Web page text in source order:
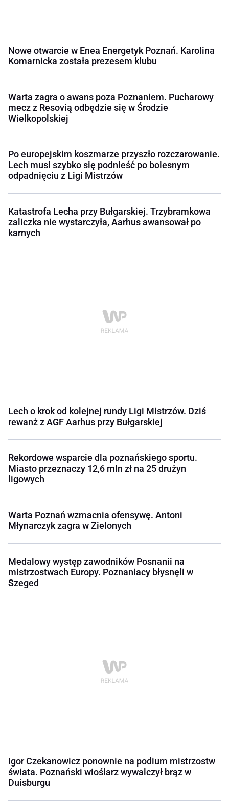
Nowe otwarcie w Enea Energetyk Poznań. Karolina
Komarnicka została prezesem klubu
Warta zagra o awans poza Poznaniem. Pucharowy
mecz z Resovią odbędzie się w Środzie
Wielkopolskiej
Po europejskim koszmarze przyszło rozczarowanie.
Lech musi szybko się podnieść po bolesnym
odpadnięciu z Ligi Mistrzów
Katastrofa Lecha przy Bułgarskiej. Trzybramkowa
zaliczka nie wystarczyła, Aarhus awansował po
karnych
Lech o krok od kolejnej rundy Ligi Mistrzów. Dziś
rewanż z AGF Aarhus przy Bułgarskiej
Rekordowe wsparcie dla poznańskiego sportu.
Miasto przeznaczy 12,6 mln zł na 25 drużyn
ligowych
Warta Poznań wzmacnia ofensywę. Antoni
Młynarczyk zagra w Zielonych
Medalowy występ zawodników Posnanii na
mistrzostwach Europy. Poznaniacy błysnęli w
Szeged
Igor Czekanowicz ponownie na podium mistrzostw
świata. Poznański wioślarz wywalczył brąz w
Duisburgu